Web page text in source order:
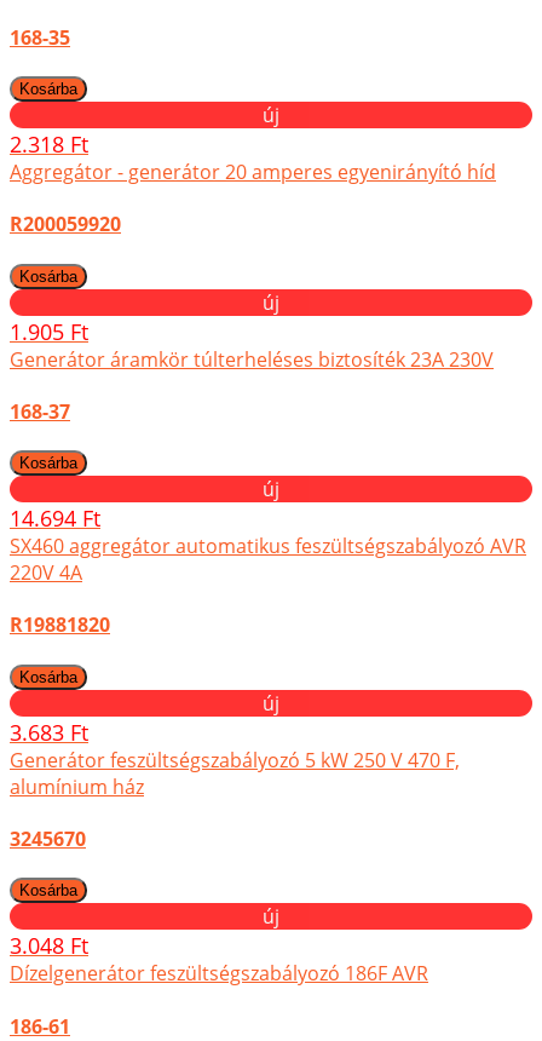
168-35
új
2.318 Ft
Aggregátor - generátor 20 amperes egyenirányító híd
R200059920
új
1.905 Ft
Generátor áramkör túlterheléses biztosíték 23A 230V
168-37
új
14.694 Ft
SX460 aggregátor automatikus feszültségszabályozó AVR
220V 4A
R19881820
új
3.683 Ft
Generátor feszültségszabályozó 5 kW 250 V 470 F,
alumínium ház
3245670
új
3.048 Ft
Dízelgenerátor feszültségszabályozó 186F AVR
186-61